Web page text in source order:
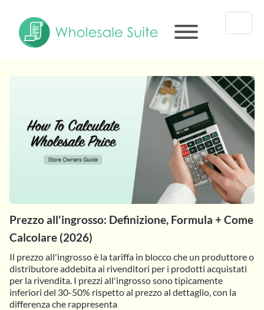
Prezzo all'ingrosso: Definizione, Formula + Come
Calcolare (2026)
Il prezzo all'ingrosso è la tariffa in blocco che un produttore o
distributore addebita ai rivenditori per i prodotti acquistati
per la rivendita. I prezzi all'ingrosso sono tipicamente
inferiori del 30-50% rispetto al prezzo al dettaglio, con la
differenza che rappresenta